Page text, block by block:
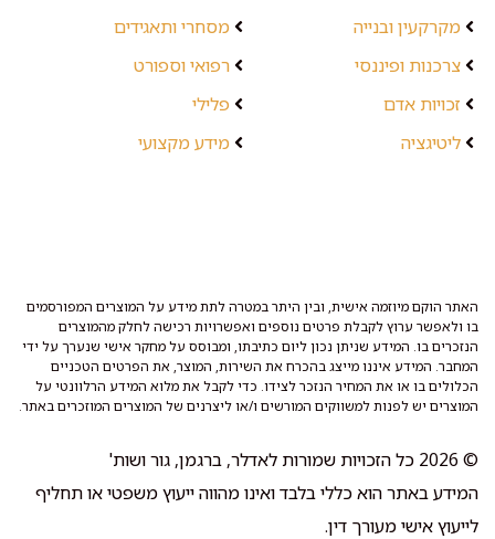
מקרקעין ובנייה
צרכנות ופיננסי
זכויות אדם
ליטיגציה
מסחרי ותאגידים
רפואי וספורט
פלילי
מידע מקצועי
האתר הוקם מיוזמה אישית, ובין היתר במטרה לתת מידע על המוצרים המפורסמים
בו ולאפשר ערוץ לקבלת פרטים נוספים ואפשרויות רכישה לחלק מהמוצרים
הנזכרים בו. המידע שניתן נכון ליום כתיבתו, ומבוסס על מחקר אישי שנערך על ידי
המחבר. המידע איננו מייצג בהכרח את השירות, המוצר, את הפרטים הטכניים
הכלולים בו או את המחיר הנזכר לצידו. כדי לקבל את מלוא המידע הרלוונטי על
המוצרים יש לפנות למשווקים המורשים ו/או ליצרנים של המוצרים המוזכרים באתר.
© 2026 כל הזכויות שמורות לאדלר, ברגמן, גור ושות'
המידע באתר הוא כללי בלבד ואינו מהווה ייעוץ משפטי או תחליף
לייעוץ אישי מעורך דין.